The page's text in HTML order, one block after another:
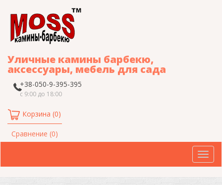
Уличные камины барбекю,
аксессуары, мебель для сада
+38-050-9-395-395
с 9:00 до 18:00
Корзина (0)
Сравнение (0)